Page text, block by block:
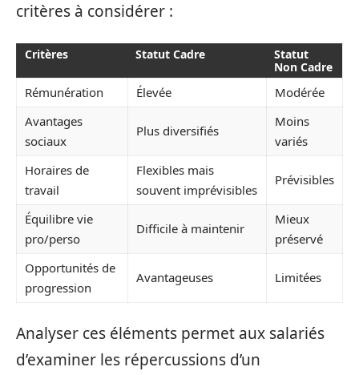
critères à considérer :
Critères Statut Cadre
Statut
Non Cadre
Rémunération Élevée
Modérée
Avantages
sociaux
Plus diversifiés
Moins
variés
Horaires de
travail
Flexibles mais
souvent imprévisibles
Prévisibles
Équilibre vie
pro/perso
Difficile à maintenir
Mieux
préservé
Opportunités de
progression
Avantageuses Limitées
Analyser ces éléments permet aux salariés
d’examiner les répercussions d’un